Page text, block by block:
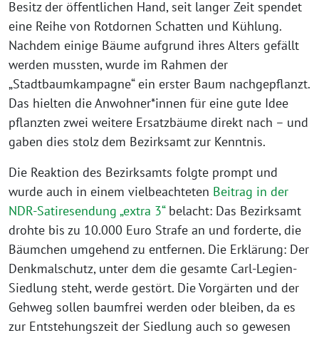
Besitz der öffentlichen Hand, seit langer Zeit spendet
eine Reihe von Rotdornen Schatten und Kühlung.
Nachdem einige Bäume aufgrund ihres Alters gefällt
werden mussten, wurde im Rahmen der
„Stadtbaumkampagne“ ein erster Baum nachgepflanzt.
Das hielten die Anwohner*innen für eine gute Idee
pflanzten zwei weitere Ersatzbäume direkt nach – und
gaben dies stolz dem Bezirksamt zur Kenntnis.
Die Reaktion des Bezirksamts folgte prompt und
wurde auch in einem vielbeachteten Beitrag in der
NDR-Satiresendung „extra 3“belacht: Das Bezirksamt
drohte bis zu 10.000 Euro Strafe an und forderte, die
Bäumchen umgehend zu entfernen. Die Erklärung: Der
Denkmalschutz, unter dem die gesamte Carl-Legien-
Siedlung steht, werde gestört. Die Vorgärten und der
Gehweg sollen baumfrei werden oder bleiben, da es
zur Entstehungszeit der Siedlung auch so gewesen